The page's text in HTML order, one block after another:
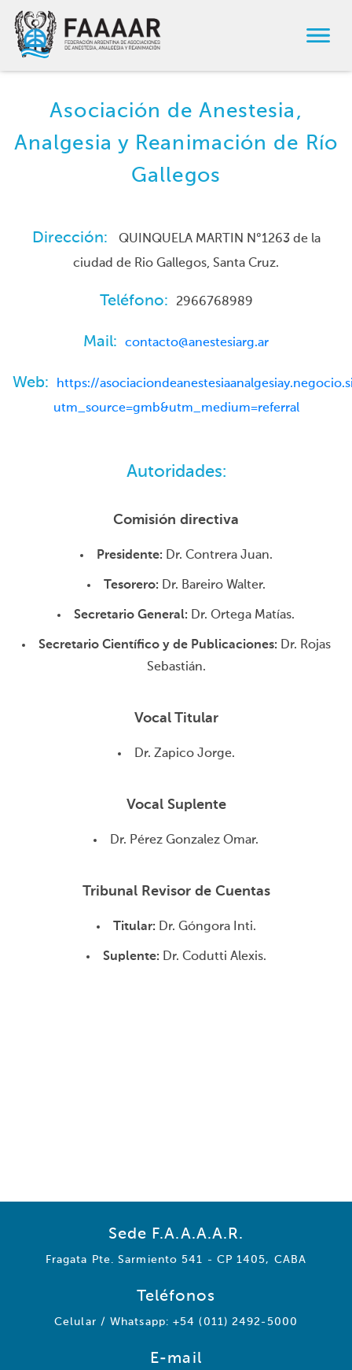
Asociación de Anestesia,
Analgesia y Reanimación de Río
Gallegos
Dirección:
QUINQUELA MARTIN N°1263 de la
ciudad de Rio Gallegos, Santa Cruz.
Teléfono: 2966768989
Mail: contacto@anestesiarg.ar
Web:
https://
utm_source=gmb&utm_medium=referral
Autoridades:
Comisión directiva
Presidente: Dr. Contrera Juan.
Tesorero: Dr. Bareiro Walter.
Secretario General: Dr. Ortega Matías.
Secretario Científico y de Publicaciones: Dr. Rojas
Sebastián.
Vocal Titular
Dr. Zapico Jorge.
Vocal Suplente
Dr. Pérez Gonzalez Omar.
Tribunal Revisor de Cuentas
Titular: Dr. Góngora Inti.
Suplente: Dr. Codutti Alexis.
Sede F.A.A.A.A.R.
Fragata Pte. Sarmiento 541 - CP 1405, CABA
Teléfonos
Celular / Whatsapp: +54 (011) 2492-5000
E-mail